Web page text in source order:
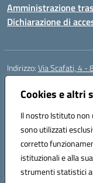
Cookies e altri
Il nostro Istituto
sono utilizzati
corretto
istituzionali e alla
strumenti statistici
Amministrazione
Dichiarazione di
Indirizzo:Via Scafati, 4 -
Centralino:
Posta elettronica
Codice fiscale:
Codice meccanografico:
Codice Indice delle
Codice unico di